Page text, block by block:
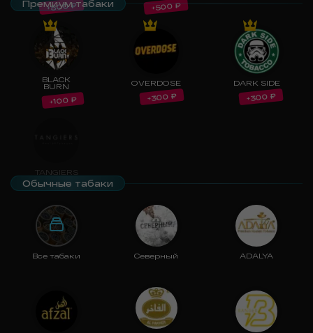
+800₽ +500₽
Премиум табаки
BLACK
BURN
+100₽
OVERDOSE
+300 ₽
DARK SIDE
+300 ₽
TANGIERS
Обычные табаки
Все табаки Северный ADALYA